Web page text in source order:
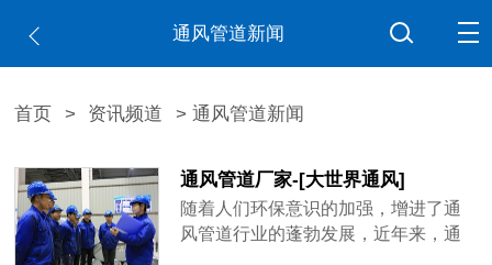
通风管道新闻
首页 > 资讯频道 > 通风管道新闻
通风管道厂家-[大世界通风]
随着人们环保意识的加强，增进了通
风管道行业的蓬勃发展，近年来，通